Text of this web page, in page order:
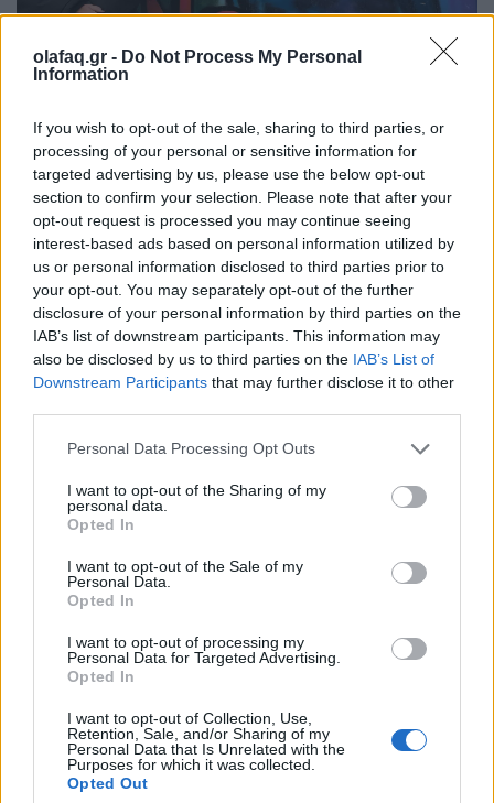
olafaq.gr - Do Not Process My Personal
Information
If you wish to opt-out of the sale, sharing to third parties, or
processing of your personal or sensitive information for
targeted advertising by us, please use the below opt-out
section to confirm your selection. Please note that after your
opt-out request is processed you may continue seeing
interest-based ads based on personal information utilized by
us or personal information disclosed to third parties prior to
your opt-out. You may separately opt-out of the further
disclosure of your personal information by third parties on the
IAB’s list of downstream participants. This information may
also be disclosed by us to third parties on the IAB’s List of
Downstream Participants that may further disclose it to other
Personal Data Processing Opt Outs
I want to opt-out of the Sharing of my
personal data.
Opted In
I want to opt-out of the Sale of my
Personal Data.
Opted In
I want to opt-out of processing my
Personal Data for Targeted Advertising.
Opted In
I want to opt-out of Collection, Use,
Retention, Sale, and/or Sharing of my
Personal Data that Is Unrelated with the
Purposes for which it was collected.
Opted Out
Χίλντα Παπαδημητρίου: «Με ενδιαφέρει η
underground Αθήνα»
05.06.26
Η συγγραφέας συζητάει με τον Θανάση Μήνα για το νέο της
αστυνομικό μυθιστόρημα με τίτλο "Κομπολόι στο χώμα".
Συνεντεύξεις
Ο Γιώργος Αθανασίου, δύο μουσικοί, ένα
βουνό και η αναζήτηση της έμπνευσης
24.02.26
Στο υβριδικό φιλμ "Το Οτιδήποτε", ο Γιώργος Αθανασίου